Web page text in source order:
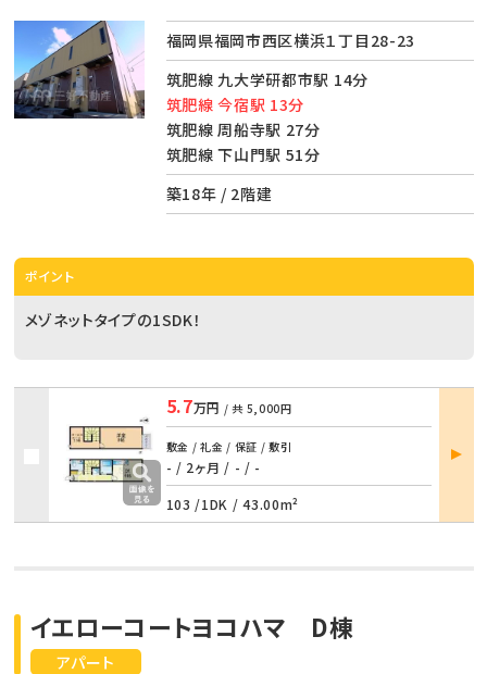
福岡県福岡市西区横浜１丁目28-23
筑肥線 九大学研都市駅 14分
筑肥線 今宿駅 13分
筑肥線 周船寺駅 27分
筑肥線 下山門駅 51分
築18年 / 2階建
ポイント
メゾネットタイプの1SDK！
5.7万円 / 共 5,000円
敷金 / 礼金 / 保証 / 敷引
- / 2ヶ月 / - / -
103 /1DK /43.00m²
部屋
詳細
アパート
イエローコートヨコハマ D棟